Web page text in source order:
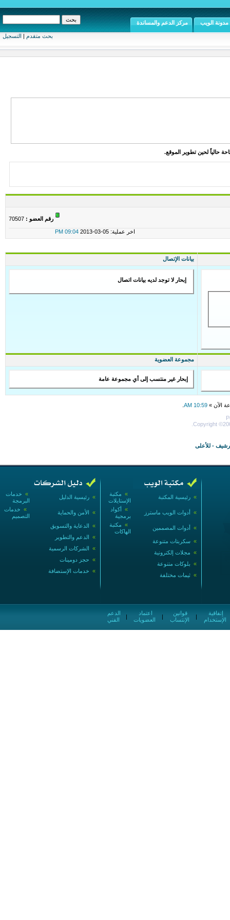
بحث متقدم | التسجيل
مدونة الويب مركز الدعم والمساندة
حالياً لحين تطوير الموقع.
رقم العضو :
اخر عملية: 05-03-2013 09:04 PM
بيانات الإتصال
إبحار لا توجد لديه بيانات اتصال
مجموعة العضوية
إبحار غير منتسب إلى أي مجموعة عامة
الآن » 10:59 AM
Copyright
- للأعلى
» خدمات
البرمجة
» رئيسية الدليل
» خدمات
التصميم
» الأمن والحماية
» الدعاية والتسويق
» الدعم والتطوير
» الشركات الرسمية
» حجز دومينات
» خدمات الإستضافة
» مكتبة
الإستايلات
» رئيسية المكتبة
» أكواد
برمجية
» أدوات الويب ماسترز
» مكتبة
الهاكات
» أدوات المصممين
» سكربتات متنوعة
» مجلات إلكترونية
» بلوكات متنوعة
» ثيمات مختلفة
الفني
|
العضويات
|
الإنتساب
|
الإستخدام